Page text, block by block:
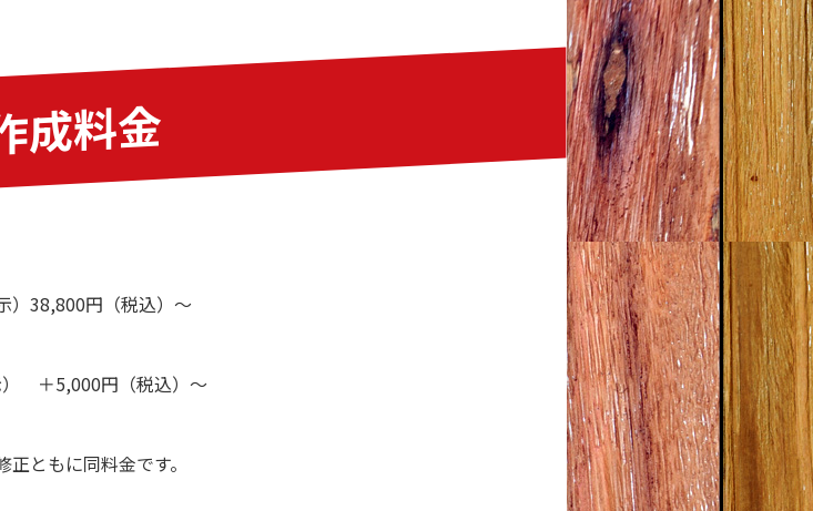
成料金
）38,800円（税込）〜
） ＋5,000円（税込）〜
ともに同料金です。